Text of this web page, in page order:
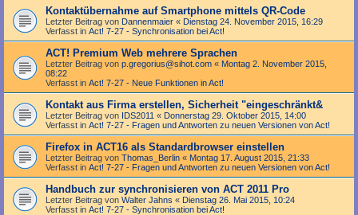
Kontaktübernahme auf Smartphone mittels QR-Code
Letzter Beitrag von Dannenmaier « Dienstag 24. November 2015, 16:29
Verfasst in Act! 7-27 - Synchronisation bei Act!
ACT! Premium Web mehrere Sprachen
Letzter Beitrag von p.gregorius@sihot.com « Montag 2. November 2015,
08:22
Verfasst in Act! 7-27 - Neue Funktionen in Act!
Kontakt aus Firma erstellen, Sicherheit "eingeschränkt&
Letzter Beitrag von IDS2011 « Donnerstag 29. Oktober 2015, 14:00
Verfasst in Act! 7-27 - Fragen und Antworten zu neuen Versionen von Act!
Firefox in ACT16 als Standardbrowser einstellen
Letzter Beitrag von Thomas_Berlin « Montag 17. August 2015, 21:33
Verfasst in Act! 7-27 - Fragen und Antworten zu neuen Versionen von Act!
Handbuch zur synchronisieren von ACT 2011 Pro
Letzter Beitrag von Walter Jahns « Dienstag 26. Mai 2015, 10:24
Verfasst in Act! 7-27 - Synchronisation bei Act!